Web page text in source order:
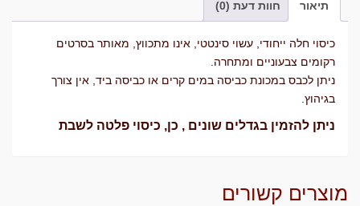
עלתיאור חוות דעת (0)
כיסוי חלה ייחודי, עשוי סינטטי, אינו מתכווץ, מאותר בסרטים
רקומים צבעוניים ומתחרה.
ניתן לכבס במכונת כביסה במים קרים או כביסה ביד, אין צורך
בגיהוץ.
ניתן להזמין בגדלים שונים , כן, כיסוי פלטה לשבת
מוצרים קשורים